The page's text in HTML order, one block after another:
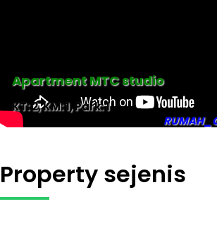
Apartment MTC studio
KT: 2, KM: 1, Park: 1
Property sejenis